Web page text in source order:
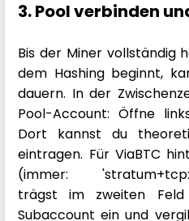
3. Pool verbinden
Bis der Miner vollständig
dem Hashing beginnt,
dauern. In der
Pool-Account: Öffne
Dort kannst du
eintragen. Für ViaBTC
(immer: 'stratum+tcp://
trägst im zweiten
Subaccount ein und